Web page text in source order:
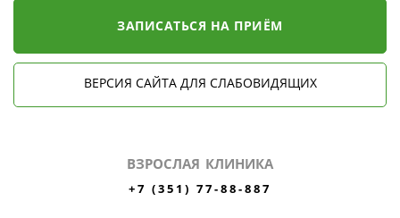
ЗАПИСАТЬСЯ НА ПРИЁМ
ВЕРСИЯ САЙТА ДЛЯ СЛАБОВИДЯЩИХ
ВЗРОСЛАЯ КЛИНИКА
+7 (351) 77-88-887